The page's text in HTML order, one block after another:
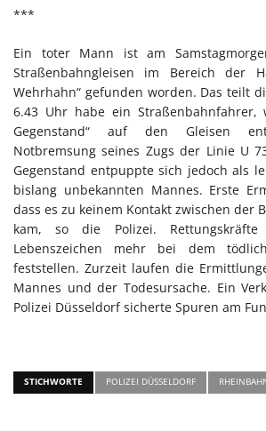
***
Ein toter Mann ist am
Straßenbahngleisen im Bereich der
Wehrhahn“ gefunden worden. Das teilt
6.43 Uhr habe ein Straßenbahnfahrer,
Gegenstand“ auf den Gleisen
Notbremsung seines Zugs der Linie U
Gegenstand entpuppte sich jedoch als
bislang unbekannten Mannes. Erste
dass es zu keinem Kontakt zwischen der
kam, so die Polizei. Rettungskräfte
Lebenszeichen mehr bei dem
feststellen. Zurzeit laufen die
Mannes und der Todesursache. Ein
Polizei Düsseldorf sicherte Spuren am
STICHWORTE POLIZEI DÜSSELDORF